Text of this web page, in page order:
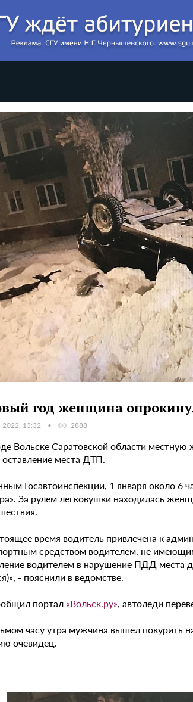
год женщина
2022, 13:32 2888
Вольске Саратовской области местную
оставление места ДТП.
Госавтоинспекции, 1 января около 6
За рулем легковушки находилась
время водитель привлечена к
средством водителем, не
водителем в нарушение ПДД места
- пояснили в ведомстве.
портал «Вольск.ру», автоледи
часу утра мужчина вышел покурить
очевидец.